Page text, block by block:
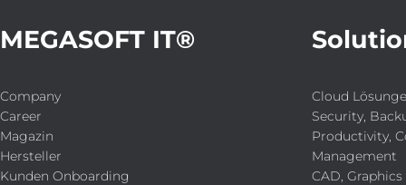
MEGASOFT IT®
Company
Career
Magazin
Hersteller
Kunden Onboarding
Cloud
Security,
Productivity,
Management
CAD,